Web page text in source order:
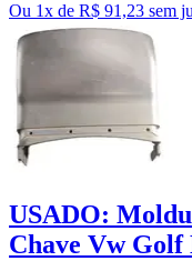
Ou 1x de R$ 91,23 sem
USADO:
Chave Vw Golf